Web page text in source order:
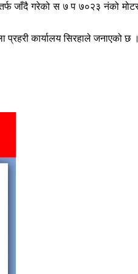
जाँदै गरेको स ७ प ७०२३ नंको
प्रहरी कार्यालय सिरहाले जनाएको छ ।